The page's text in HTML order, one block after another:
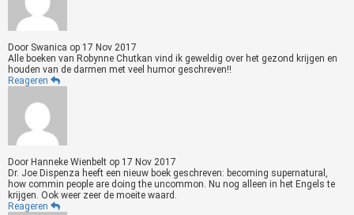
Door Swanica op 17 Nov 2017
Alle boeken van Robynne Chutkan vind ik geweldig over het gezond krijgen en
houden van de darmen met veel humor geschreven!!
Reageren
Door Hanneke Wienbelt op 17 Nov 2017
Dr. Joe Dispenza heeft een nieuw boek geschreven: becoming supernatural,
how commin people are doing the uncommon. Nu nog alleen in het Engels te
krijgen. Ook weer zeer de moeite waard.
Reageren